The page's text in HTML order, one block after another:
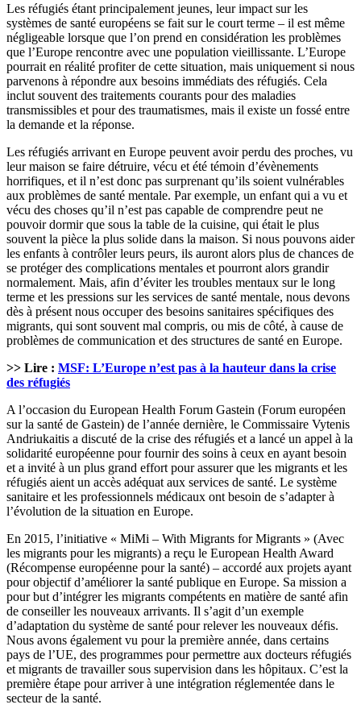
Les réfugiés étant principalement jeunes, leur impact sur les
systèmes de santé européens se fait sur le court terme – il est même
négligeable lorsque que l’on prend en considération les problèmes
que l’Europe rencontre avec une population vieillissante. L’Europe
pourrait en réalité profiter de cette situation, mais uniquement si nous
parvenons à répondre aux besoins immédiats des réfugiés. Cela
inclut souvent des traitements courants pour des maladies
transmissibles et pour des traumatismes, mais il existe un fossé entre
la demande et la réponse.
Les réfugiés arrivant en Europe peuvent avoir perdu des proches, vu
leur maison se faire détruire, vécu et été témoin d’évènements
horrifiques, et il n’est donc pas surprenant qu’ils soient vulnérables
aux problèmes de santé mentale. Par exemple, un enfant qui a vu et
vécu des choses qu’il n’est pas capable de comprendre peut ne
pouvoir dormir que sous la table de la cuisine, qui était le plus
souvent la pièce la plus solide dans la maison. Si nous pouvons aider
les enfants à contrôler leurs peurs, ils auront alors plus de chances de
se protéger des complications mentales et pourront alors grandir
normalement. Mais, afin d’éviter les troubles mentaux sur le long
terme et les pressions sur les services de santé mentale, nous devons
dès à présent nous occuper des besoins sanitaires spécifiques des
migrants, qui sont souvent mal compris, ou mis de côté, à cause de
problèmes de communication et des structures de santé en Europe.
>> Lire : MSF: L’Europe n’est pas à la hauteur dans la crise
des réfugiés
A l’occasion du European Health Forum Gastein (Forum européen
sur la santé de Gastein) de l’année dernière, le Commissaire Vytenis
Andriukaitis a discuté de la crise des réfugiés et a lancé un appel à la
solidarité européenne pour fournir des soins à ceux en ayant besoin
et a invité à un plus grand effort pour assurer que les migrants et les
réfugiés aient un accès adéquat aux services de santé. Le système
sanitaire et les professionnels médicaux ont besoin de s’adapter à
l’évolution de la situation en Europe.
En 2015, l’initiative « MiMi – With Migrants for Migrants » (Avec
les migrants pour les migrants) a reçu le European Health Award
(Récompense européenne pour la santé) – accordé aux projets ayant
pour objectif d’améliorer la santé publique en Europe. Sa mission a
pour but d’intégrer les migrants compétents en matière de santé afin
de conseiller les nouveaux arrivants. Il s’agit d’un exemple
d’adaptation du système de santé pour relever les nouveaux défis.
Nous avons également vu pour la première année, dans certains
pays de l’UE, des programmes pour permettre aux docteurs réfugiés
et migrants de travailler sous supervision dans les hôpitaux. C’est la
première étape pour arriver à une intégration réglementée dans le
secteur de la santé.